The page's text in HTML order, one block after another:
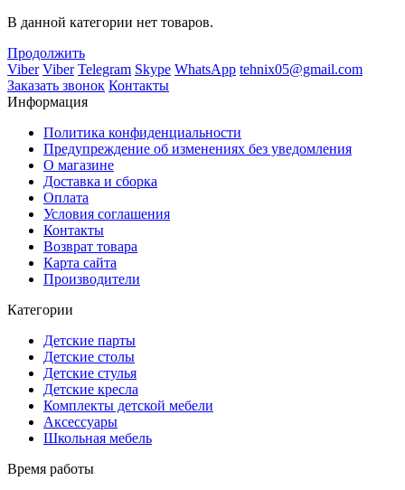
В данной категории нет товаров.
Продолжить
Viber Viber Telegram Skype WhatsApp tehnix05@gmail.com
Заказать звонок Контакты
Информация
Политика конфиденциальности
Предупреждение об изменениях без уведомления
О магазине
Доставка и сборка
Оплата
Условия соглашения
Контакты
Возврат товара
Карта сайта
Производители
Категории
Детские парты
Детские столы
Детские стулья
Детские кресла
Комплекты детской мебели
Аксессуары
Школьная мебель
Время работы